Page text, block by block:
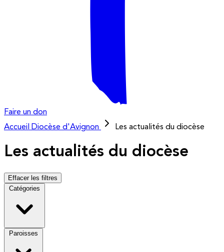
Faire un don
Accueil
Diocèse d'Avignon Les actualités du diocèse
Les actualités du diocèse
Effacer les filtres
Catégories
Paroisses